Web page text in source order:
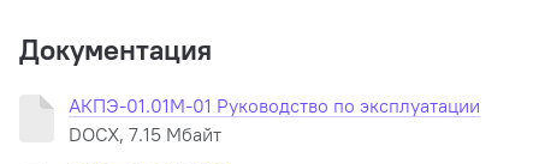
обследования, номере нагрудного знака инспектора
Контроль длительности выдоха;
Документация
АКПЭ-01.01М-01 Руководство по эксплуатации
DOCX, 7.15 Мбайт